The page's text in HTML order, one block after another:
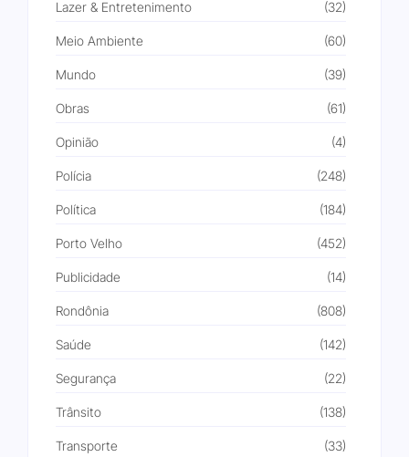
Lazer & Entretenimento (32)
Meio Ambiente (60)
Mundo (39)
Obras (61)
Opinião (4)
Polícia (248)
Política (184)
Porto Velho (452)
Publicidade (14)
Rondônia (808)
Saúde (142)
Segurança (22)
Trânsito (138)
Transporte (33)